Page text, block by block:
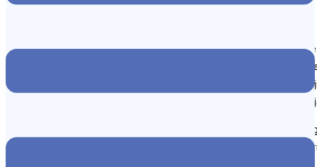
23.4.2024. u suradnji saKinoklubom Karlovacu 1. razredu održana
priključili su se obilježavanju Dana medijske pismenosti koji se
elektroničke medije i Ureda UNICEF-a za Hrvatsku
koji se u
Ministarstva kulture i medija te Ministarstva znanosti i
Učenici 1. razreda uključeni su u projekt kroz radionicu koju je
potiče se razvoj medijske pismenosti, razvijanje svijesti o medijima i